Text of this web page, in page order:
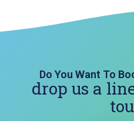
Do You Want To
drop us a